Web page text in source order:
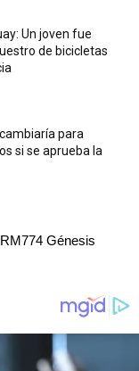
Un joven fue
de bicicletas
para
si se aprueba la
Génesis